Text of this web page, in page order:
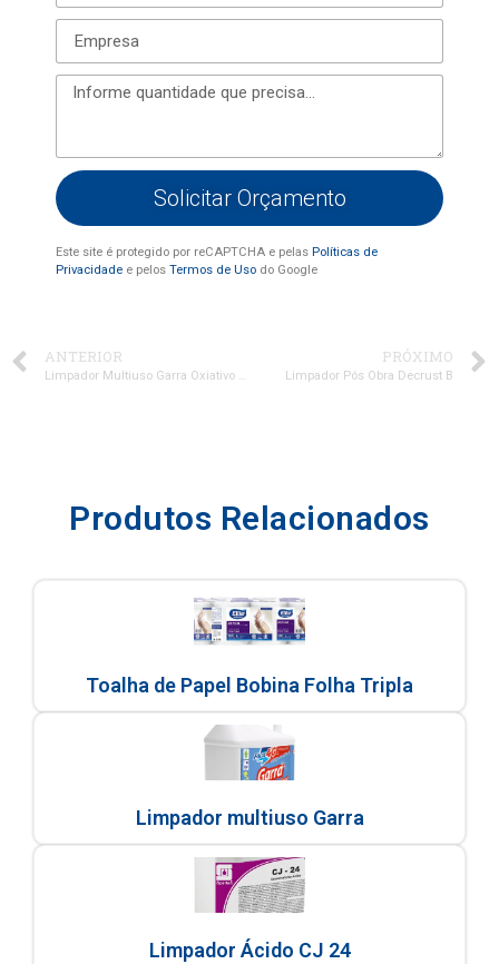
Solicitar Orçamento
Este site é protegido por reCAPTCHA e pelas Políticas de
Privacidade e pelos Termos de Uso do Google
ANTERIOR
Limpador Multiuso Garra Oxiativo Etiqueta
PRÓXIMO
Limpador Pós Obra Decrust B
Produtos Relacionados
Toalha de Papel Bobina Folha Tripla
Limpador multiuso Garra
Limpador Ácido CJ 24